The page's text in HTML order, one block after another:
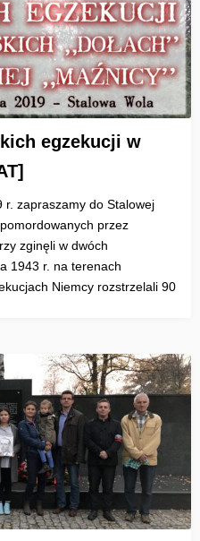
egzekucji w
r. zapraszamy do Stalowej
przez
zginęli w dwóch
1943 r. na terenach
Niemcy rozstrzelali 90